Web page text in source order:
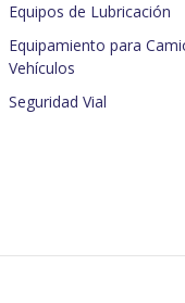
Equipos de Lubricación
Equipamiento para
Vehículos
Seguridad Vial